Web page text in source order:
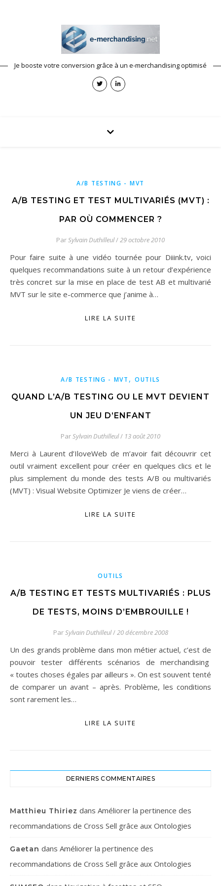
Je booste votre conversion grâce à un e-merchandising optimisé
A/B TESTING - MVT
A/B TESTING ET TEST MULTIVARIÉS (MVT) :
PAR OÙ COMMENCER ?
ParSylvain Duthilleul/29 octobre 2010
Pour faire suite à une vidéo tournée pour Diiink.tv, voici
quelques recommandations suite à un retour d’expérience
très concret sur la mise en place de test AB et multivarié
MVT sur le site e-commerce que j’anime à…
LIRE LA SUITE
A/B TESTING - MVT , OUTILS
QUAND L’A/B TESTING OU LE MVT DEVIENT
UN JEU D’ENFANT
ParSylvain Duthilleul/ 13 août 2010
Merci à Laurent d’IloveWeb de m’avoir fait découvrir cet
outil vraiment excellent pour créer en quelques clics et le
plus simplement du monde des tests A/B ou multivariés
(MVT) : Visual Website Optimizer Je viens de créer…
LIRE LA SUITE
OUTILS
A/B TESTING ET TESTS MULTIVARIÉS : PLUS
DE TESTS, MOINS D’EMBROUILLE !
ParSylvain Duthilleul/20 décembre 2008
Un des grands problème dans mon métier actuel, c’est de
pouvoir tester différents scénarios de merchandising
« toutes choses égales par ailleurs ». On est souvent tenté
de comparer un avant – après. Problème, les conditions
sont rarement les…
LIRE LA SUITE
DERNIERS COMMENTAIRES
Matthieu Thiriez dans Améliorer la pertinence des
recommandations de Cross Sell grâce aux Ontologies
Gaetan dans Améliorer la pertinence des
recommandations de Cross Sell grâce aux Ontologies